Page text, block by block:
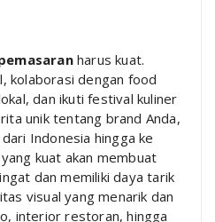
harus kuat.
kolaborasi dengan food
dan ikuti festival kuliner
unik tentang brand Anda,
Indonesia hingga ke
kuat akan membuat
dan memiliki daya tarik
visual yang menarik dan
interior restoran, hingga